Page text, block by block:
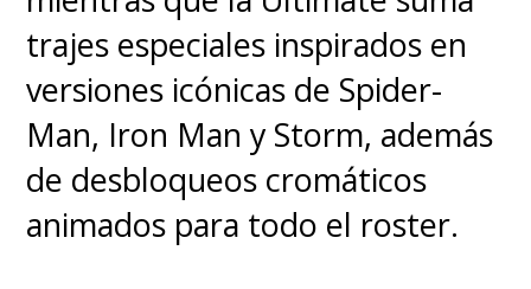
trajes especiales inspirados en
versiones icónicas de Spider-
Man, Iron Man y Storm, además
de desbloqueos cromáticos
animados para todo el roster.